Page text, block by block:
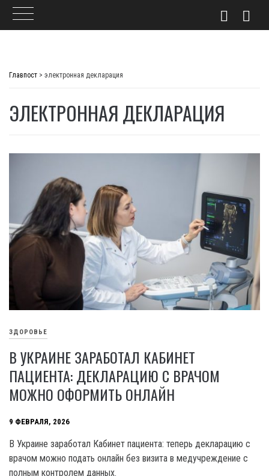
Главпост > электронная декларация
ЭЛЕКТРОННАЯ ДЕКЛАРАЦИЯ
ЗДОРОВЬЕ
В УКРАИНЕ ЗАРАБОТАЛ КАБИНЕТ
ПАЦИЕНТА: ДЕКЛАРАЦИЮ С ВРАЧОМ
МОЖНО ОФОРМИТЬ ОНЛАЙН
9 ФЕВРАЛЯ, 2026
В Украине заработал Кабинет пациента: теперь декларацию с
врачом можно подать онлайн без визита в медучреждение с
полным контролем данных.